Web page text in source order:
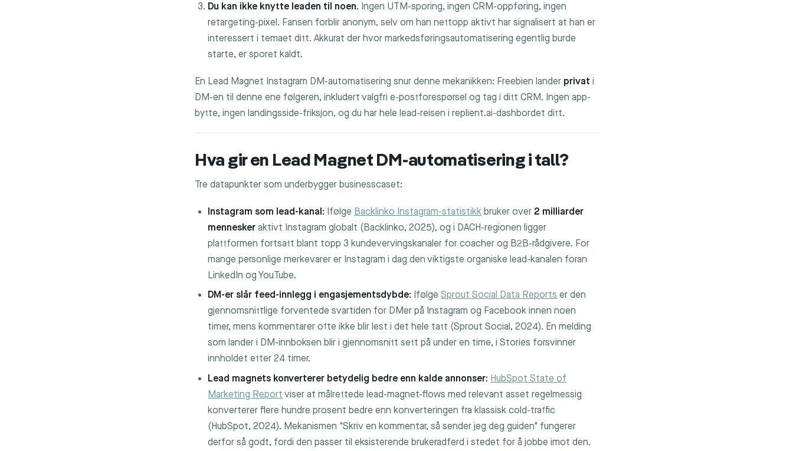
Du kan ikke knytte leaden til noen. Ingen UTM-sporing, ingen CRM-oppføring, ingen
retargeting-pixel. Fansen forblir anonym, selv om han nettopp aktivt har signalisert at han er
interessert i temaet ditt. Akkurat der hvor markedsføringsautomatisering egentlig burde
starte, er sporet kaldt.
En Lead Magnet Instagram DM-automatisering snur denne mekanikken: Freebien lander privat i
DM-en til denne ene følgeren, inkludert valgfri e-postforespørsel og tag i ditt CRM. Ingen app-
bytte, ingen landingsside-friksjon, og du har hele lead-reisen i replient.ai-dashbordet ditt.
Hva gir en Lead Magnet DM-automatisering i tall?
Tre datapunkter som underbygger businesscaset:
Instagram som lead-kanal: Ifølge Backlinko Instagram-statistikk bruker over 2 milliarder
mennesker aktivt Instagram globalt (Backlinko, 2025), og i DACH-regionen ligger
plattformen fortsatt blant topp 3 kundevervingskanaler for coacher og B2B-rådgivere. For
mange personlige merkevarer er Instagram i dag den viktigste organiske lead-kanalen foran
LinkedIn og YouTube.
DM-er slår feed-innlegg i engasjementsdybde: IfølgeSprout Social Data Reports er den
gjennomsnittlige forventede svartiden for DMer på Instagram og Facebook innen noen
timer, mens kommentarer ofte ikke blir lest i det hele tatt (Sprout Social, 2024). En melding
som lander i DM-innboksen blir i gjennomsnitt sett på under en time, i Stories forsvinner
innholdet etter 24 timer.
Lead magnets konverterer betydelig bedre enn kalde annonser: HubSpot State of
Marketing Report viser at målrettede lead-magnet-flows med relevant asset regelmessig
konverterer flere hundre prosent bedre enn konverteringen fra klassisk cold-traffic
(HubSpot, 2024). Mekanismen "Skriv en kommentar, så sender jeg deg guiden" fungerer
derfor så godt, fordi den passer til eksisterende brukeradferd i stedet for å jobbe imot den.